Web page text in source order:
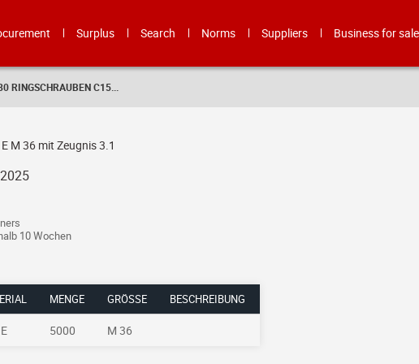
Surplus Search Norms Suppliers Business for sale
RINGSCHRAUBEN C15...
M 36 mit Zeugnis 3.1
10 Wochen
MENGE GRÖSSE BESCHREIBUNG
5000 M 36